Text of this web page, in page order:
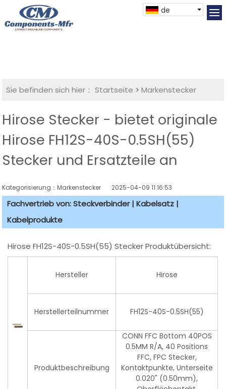
de
Sie befinden sich hier： Startseite >Markenstecker
Hirose Stecker - bietet originale
Hirose FH12S-40S-0.5SH(55)
Stecker und Ersatzteile an
Kategorisierung：Markenstecker 2025-04-09 11:16:53
Fachvertrieb von: Steckverbinder | Kabelsatz |
Kabelprodukte
Hirose FH12S-40S-0.5SH(55) Stecker Produktübersicht:
Hersteller Hirose
Herstellerteilnummer FH12S-40S-0.5SH(55)
Produktbeschreibung
CONN FFC Bottom 40POS
0.5MM R/A, 40 Positions
FFC, FPC Stecker,
Kontaktpunkte, Unterseite
0.020" (0.50mm),